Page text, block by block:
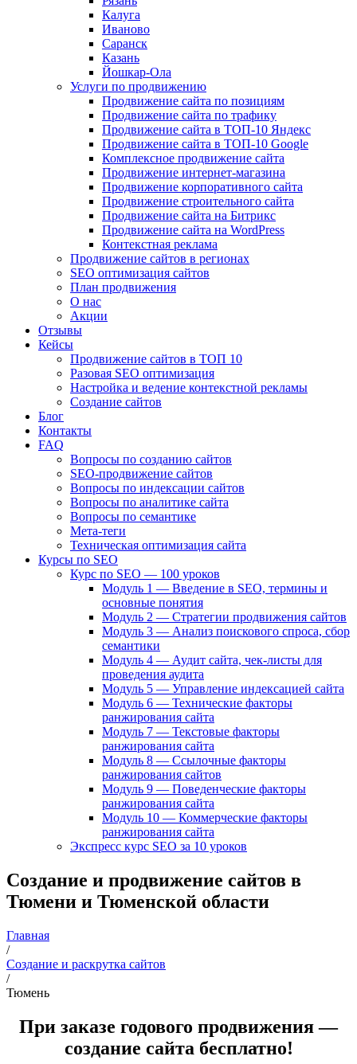
Калуга
Иваново
Саранск
Казань
Йошкар-Ола
Услуги по продвижению
Продвижение сайта по позициям
Продвижение сайта по трафику
Продвижение сайта в ТОП-10 Яндекс
Продвижение сайта в ТОП-10 Google
Комплексное продвижение сайта
Продвижение интернет-магазина
Продвижение корпоративного сайта
Продвижение строительного сайта
Продвижение сайта на Битрикс
Продвижение сайта на WordPress
Контекстная реклама
Продвижение сайтов в регионах
SEO оптимизация сайтов
План продвижения
О нас
Акции
Отзывы
Кейсы
Продвижение сайтов в ТОП 10
Разовая SEO оптимизация
Настройка и ведение контекстной рекламы
Создание сайтов
Блог
Контакты
FAQ
Вопросы по созданию сайтов
SEO-продвижение сайтов
Вопросы по индексации сайтов
Вопросы по аналитике сайта
Вопросы по семантике
Мета-теги
Техническая оптимизация сайта
Курсы по SEO
Курс по SEO — 100 уроков
Модуль 1 — Введение в SEO, термины и
основные понятия
Модуль 2 — Стратегии продвижения сайтов
Модуль 3 — Анализ поискового спроса, сбор
семантики
Модуль 4 — Аудит сайта, чек-листы для
проведения аудита
Модуль 5 — Управление индексацией сайта
Модуль 6 — Технические факторы
ранжирования сайта
Модуль 7 — Текстовые факторы
ранжирования сайта
Модуль 8 — Ссылочные факторы
ранжирования сайтов
Модуль 9 — Поведенческие факторы
ранжирования сайта
Модуль 10 — Коммерческие факторы
ранжирования сайта
Экспресс курс SEO за 10 уроков
Создание и продвижение сайтов в
Тюмени и Тюменской области
Главная
/
Создание и раскрутка сайтов
/
Тюмень
При заказе годового продвижения —
создание сайта бесплатно!